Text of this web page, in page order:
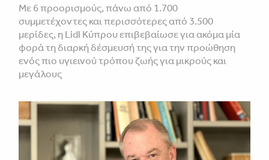
Με 6 προορισμούς, πάνω από 1.700
συμμετέχοντες και περισσότερες από 3.500
μερίδες, η Lidl Κύπρου επιβεβαίωσε για ακόμα μία
φορά τη διαρκή δέσμευσή της για την προώθηση
ενός πιο υγιεινού τρόπου ζωής για μικρούς και
μεγάλους